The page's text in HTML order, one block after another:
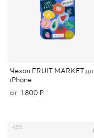
Чехол FRUIT MARKET
iPhone
от 1 800 ₽
-13%